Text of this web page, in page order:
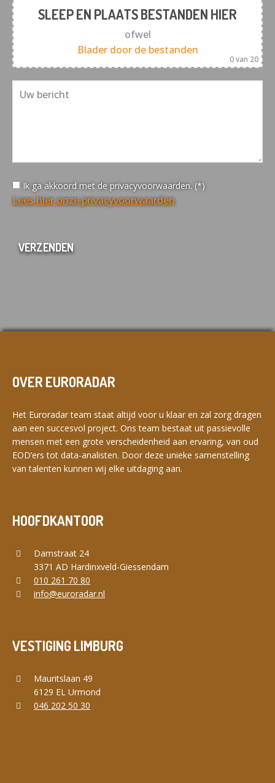
SLEEP EN PLAATS BESTANDEN HIER
ofwel
Blader door de bestanden
0van 20
Ik ga akkoord met de privacyvoorwaarden. (*)
Lees hier onze privacyvoorwaarden
OVER EURORADAR
Het Euroradar team staat altijd voor u klaar en zal zorg dragen
aan een succesvol project. Ons team bestaat uit passievolle
mensen met een grote verscheidenheid aan ervaring, van oud
EOD’ers tot data-analisten. Door deze unieke samenstelling
van talenten kunnen wij elke uitdaging aan.
HOOFDKANTOOR
Damstraat 24
3371 AD Hardinxveld-Giessendam
010 261 70 80
info@euroradar.nl
VESTIGING LIMBURG
Mauritslaan 49
6129 EL Urmond
046 202 50 30